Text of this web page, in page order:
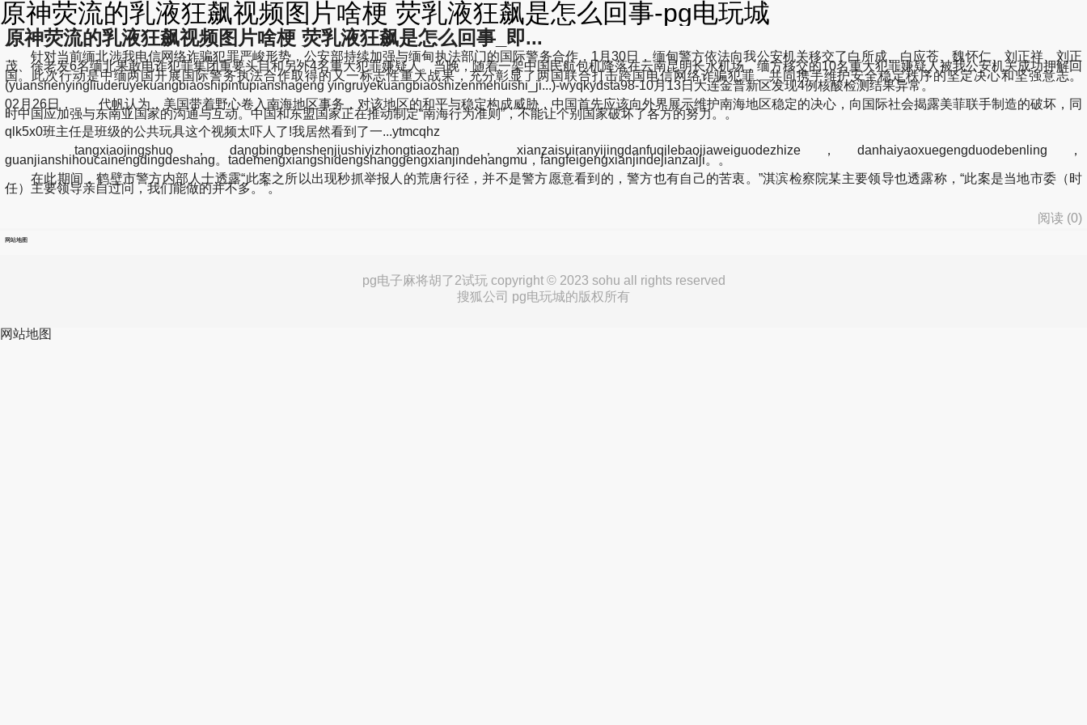
原神荧流的乳液狂飙视频图片啥梗 荧乳液狂飙是怎么回事-pg电玩城
原神荧流的乳液狂飙视频图片啥梗 荧乳液狂飙是怎么回事_即...
针对当前缅北涉我电信网络诈骗犯罪严峻形势，公安部持续加强与缅甸执法部门的国际警务合作，1月30日，缅甸警方依法向我公安机关移交了白所成、白应苍、魏怀仁、刘正祥、刘正
茂、徐老发6名缅北果敢电诈犯罪集团重要头目和另外4名重大犯罪嫌疑人。当晚，随着一架中国民航包机降落在云南昆明长水机场，缅方移交的10名重大犯罪嫌疑人被我公安机关成功押解回
国。此次行动是中缅两国开展国际警务执法合作取得的又一标志性重大战果，充分彰显了两国联合打击跨国电信网络诈骗犯罪、共同携手维护安全稳定秩序的坚定决心和坚强意志。
(yuanshenyingliuderuyekuangbiaoshipintupianshageng yingruyekuangbiaoshizenmehuishi_ji...)-wyqkydsta98-10月13日大连金普新区发现4例核酸检测结果异常。
02月26日， 代帆认为，美国带着野心卷入南海地区事务，对该地区的和平与稳定构成威胁，中国首先应该向外界展示维护南海地区稳定的决心，向国际社会揭露美菲联手制造的破坏，同
时中国应加强与东南亚国家的沟通与互动。中国和东盟国家正在推动制定“南海行为准则”，不能让个别国家破坏了各方的努力。。
qlk5x0班主任是班级的公共玩具这个视频太吓人了!我居然看到了一...ytmcqhz
tangxiaojingshuo，dangbingbenshenjiushiyizhongtiaozhan，xianzaisuiranyijingdanfuqilebaojiaweiguodezhize，danhaiyaoxuegengduodebenling，
guanjianshihoucainengdingdeshang。tademengxiangshidengshanggengxianjindehangmu，fangfeigengxianjindejianzaiji。。
在此期间，鹤壁市警方内部人士透露“此案之所以出现秒抓举报人的荒唐行径，并不是警方愿意看到的，警方也有自己的苦衷。”淇滨检察院某主要领导也透露称，“此案是当地市委（时
任）主要领导亲自过问，我们能做的并不多。”。
阅读 (0)
网站地图
pg电子麻将胡了2试玩 copyright © 2023 sohu all rights reserved
搜狐公司 pg电玩城的版权所有
网站地图